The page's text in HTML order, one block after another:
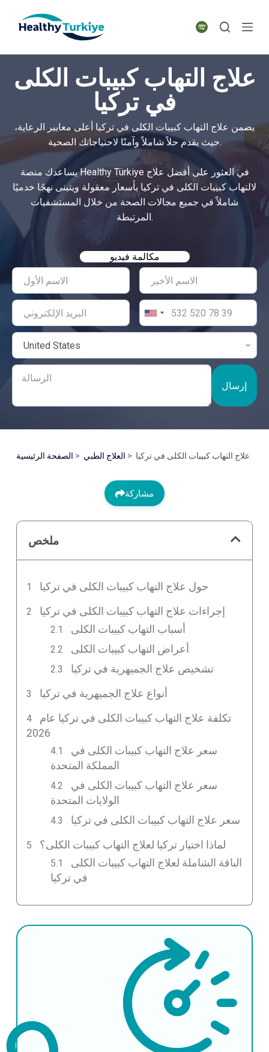
p
o
n
e
t
علاج التهاب كبيبات الكلى
في تركيا
يضمن علاج التهاب كبيبات الكلى في تركيا أعلى معايير الرعاية،
حيث يقدم حلاً شاملاً وآمنًا لاحتياجاتك الصحية.
يساعدك منصة Healthy Türkiye في العثور على أفضل علاج
لالتهاب كبيبات الكلى في تركيا بأسعار معقولة ويتبنى نهجًا خدميًا
شاملاً في جميع مجالات الصحة من خلال المستشفيات
المرتبطة.
مكالمة فيديو
إرسال
الصفحة الرئيسية العلاج الطبي علاج التهاب كبيبات الكلى في تركيا
مشاركة
ملخص
حول علاج التهاب كبيبات الكلى في تركيا
إجراءات علاج التهاب كبيبات الكلى في تركيا
أسباب التهاب كبيبات الكلى
أعراض التهاب كبيبات الكلى
تشخيص علاج الجميهرية في تركيا
أنواع علاج الجميهرية في تركيا
تكلفة علاج التهاب كبيبات الكلى في تركيا عام
2026
سعر علاج التهاب كبيبات الكلى في
المملكة المتحدة
سعر علاج التهاب كبيبات الكلى في
الولايات المتحدة
سعر علاج التهاب كبيبات الكلى في تركيا
لماذا اختيار تركيا لعلاج التهاب كبيبات الكلى؟
الباقة الشاملة لعلاج التهاب كبيبات الكلى
في تركيا